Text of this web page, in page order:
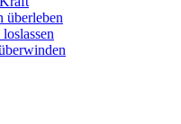
überleben